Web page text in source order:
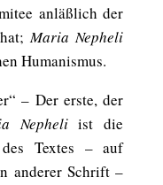
anläßlich der
hat;Maria Nepheli
Humanismus.
– Der erste, der
Nepheliist die
Textes – auf
anderer Schrift –